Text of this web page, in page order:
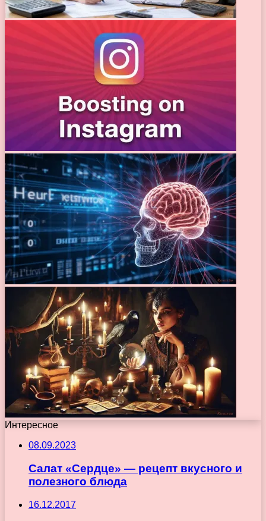
Интересное
08.09.2023
Салат «Сердце» — рецепт вкусного и
полезного блюда
16.12.2017